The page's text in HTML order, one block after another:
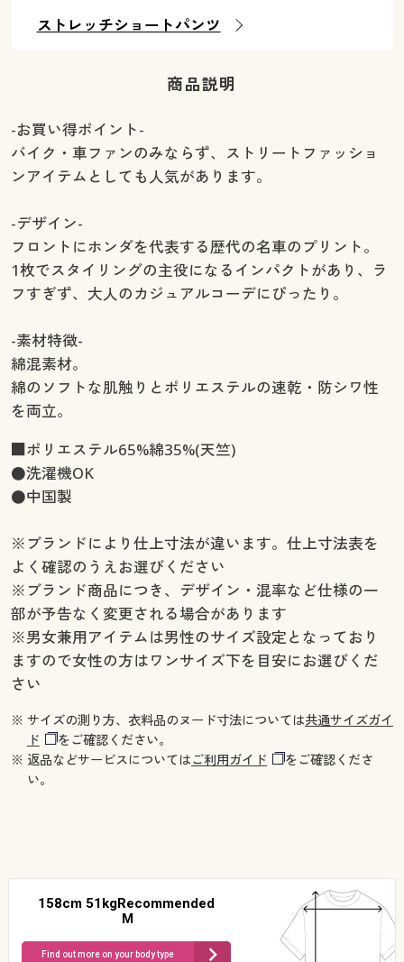
ストレッチショートパンツ
商品説明
-お買い得ポイント-
バイク・車ファンのみならず、ストリートファッショ
ンアイテムとしても人気があります。
-デザイン-
フロントにホンダを代表する歴代の名車のプリント。
1枚でスタイリングの主役になるインパクトがあり、ラ
フすぎず、大人のカジュアルコーデにぴったり。
-素材特徴-
綿混素材。
綿のソフトな肌触りとポリエステルの速乾・防シワ性
を両立。
■ポリエステル65%綿35%(天竺)
●洗濯機OK
●中国製
※ブランドにより仕上寸法が違います。仕上寸法表を
よく確認のうえお選びください
※ブランド商品につき、デザイン・混率など仕様の一
部が予告なく変更される場合があります
※男女兼用アイテムは男性のサイズ設定となっており
ますので女性の方はワンサイズ下を目安にお選びくだ
さい
※ サイズの測り方、衣料品のヌード寸法については共通サイズガイ
ド
をご確認ください。
※ 返品などサービスについてはご利用ガイド
をご確認くださ
い。
158cm 51kgRecommended
M
Find out more on your body type